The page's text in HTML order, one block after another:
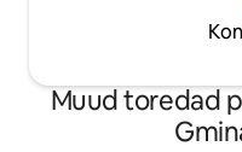
Muud toredad